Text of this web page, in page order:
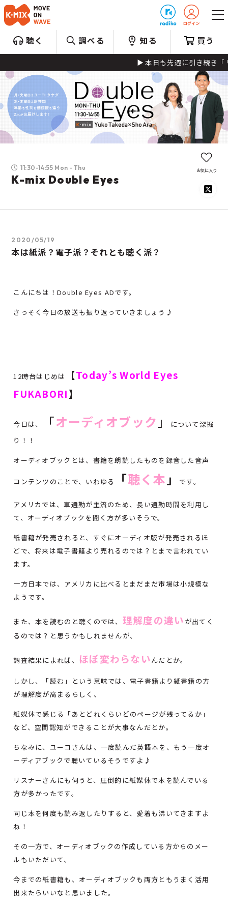
聴く 調べる 知る 買う
本日も先週に引き続き「リク
11:30-14:55 Mon - Thu
K-mix Double Eyes
お気に入り
2020/05/19
本は紙派？電子派？それとも聴く派？
こんにちは！Double Eyes ADです。
さっそく今日の放送も振り返っていきましょう♪
12時台はじめは 【Today’s World Eyes
FUKABORI】
今日は、 「オーディオブック 」
について深掘
り！！
オーディオブックとは、書籍を朗読したものを録音した音声
コンテンツのことで、いわゆる 「聴く本」 です。
アメリカでは、車通勤が主流のため、長い通勤時間を利用し
て、オーディオブックを聞く方が多いそうで。
紙書籍が発売されると、すぐにオーディオ版が発売されるほ
どで、将来は電子書籍より売れるのでは？とまで言われてい
ます。
一方日本では、アメリカに比べるとまだまだ市場は小規模な
ようです。
また、本を読むのと聴くのでは、 理解度の違い が出てく
るのでは？と思うかもしれませんが、
調査結果によれば、 ほぼ変わらないんだとか。
しかし、「読む」という意味では、電子書籍より紙書籍の方
が理解度が高まるらしく、
紙媒体で感じる「あとどれくらいどのページが残ってるか」
など、空間認知ができることが大事なんだとか。
ちなみに、ユーコさんは、一度読んだ英語本を、もう一度オ
ーディアブックで聴いているそうですよ♪
リスナーさんにも伺うと、圧倒的に紙媒体で本を読んでいる
方が多かったです。
同じ本を何度も読み返したりすると、愛着も沸いてきますよ
ね！
その一方で、オーディオブックの作成している方からのメー
ルもいただいて、
今までの紙書籍も、オーディオブックも両方ともうまく活用
出来たらいいなと思いました。